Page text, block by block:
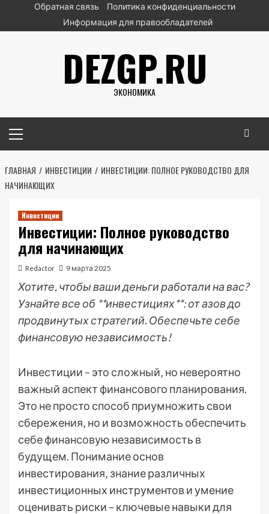
ПерейтиОбратная связь
Политика конфиденциальности
Информация для правообладателей
DEZGP.RU
ЭКОНОМИКА
меню
ГЛАВНАЯ ИНВЕСТИЦИИ
ИНВЕСТИЦИИ: ПОЛНОЕ РУКОВОДСТВО ДЛЯ
НАЧИНАЮЩИХ
Инвестиции
Инвестиции: Полное руководство
для начинающих
Redactor 9 марта 2025
Хотите, чтобы ваши деньги работали на вас?
Узнайте все об **инвестициях**: от азов до
продвинутых стратегий. Обеспечьте себе
финансовую независимость!
Инвестиции – это сложный‚ но невероятно
важный аспект финансового планирования.
Это не просто способ приумножить свои
сбережения‚ но и возможность обеспечить
себе финансовую независимость в
будущем. Понимание основ
инвестирования‚ знание различных
инвестиционных инструментов и умение
оценивать риски – ключевые навыки для